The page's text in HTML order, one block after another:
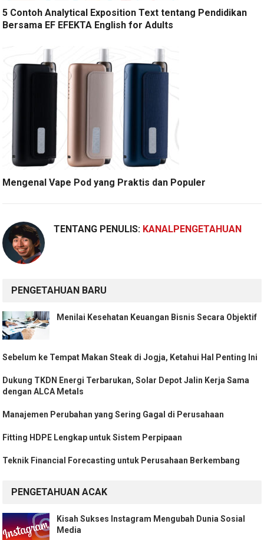
5 Contoh Analytical Exposition Text tentang Pendidikan
Bersama EF EFEKTA English for Adults
Mengenal Vape Pod yang Praktis dan Populer
TENTANG PENULIS: KANALPENGETAHUAN
PENGETAHUAN BARU
Menilai Kesehatan Keuangan Bisnis Secara Objektif
Sebelum ke Tempat Makan Steak di Jogja, Ketahui Hal Penting Ini
Dukung TKDN Energi Terbarukan, Solar Depot Jalin Kerja Sama
dengan ALCA Metals
Manajemen Perubahan yang Sering Gagal di Perusahaan
Fitting HDPE Lengkap untuk Sistem Perpipaan
Teknik Financial Forecasting untuk Perusahaan Berkembang
PENGETAHUAN ACAK
Kisah Sukses Instagram Mengubah Dunia Sosial
Media